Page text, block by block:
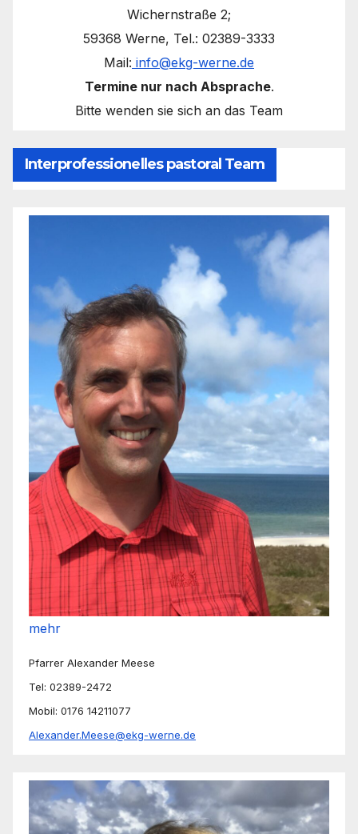
Wichernstraße 2;
59368 Werne, Tel.: 02389-3333
Mail: info@ekg-werne.de
Termine nur nach Absprache.
Bitte wenden sie sich an das Team
Interprofessionelles pastoral Team
mehr
Pfarrer Alexander Meese
Tel: 02389-2472
Mobil: 0176 14211077
Alexander.Meese@ekg-werne.de